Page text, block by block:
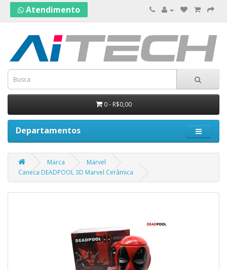
Atendimento
0 - R$0,00
Departamentos
Marca
Marvel
Caneca DEADPOOL 3D Marvel Cerâmica